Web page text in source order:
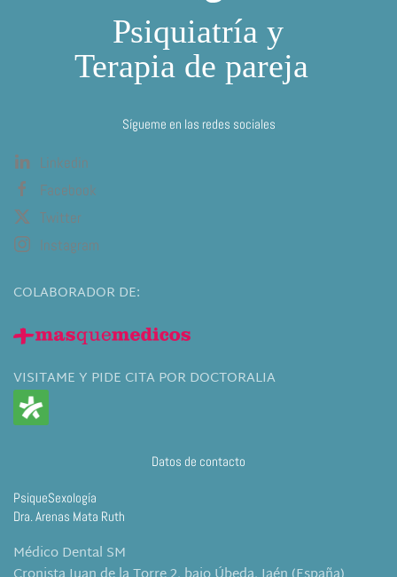
Sígueme en las redes sociales
Linkedin
Facebook
Twitter
Instagram
COLABORADOR DE:
VISITAME Y PIDE CITA POR DOCTORALIA
Datos de contacto
PsiqueSexología
Dra. Arenas Mata Ruth
Médico Dental SM